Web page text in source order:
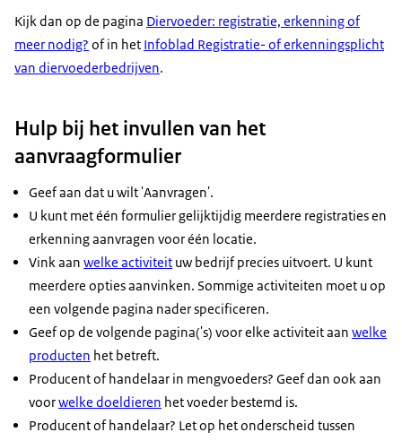
Kijk dan op de pagina Diervoeder: registratie, erkenning of
meer nodig? of in het Infoblad Registratie- of erkenningsplicht
van diervoederbedrijven.
Hulp bij het invullen van het
aanvraagformulier
Geef aan dat u wilt 'Aanvragen'.
U kunt met één formulier gelijktijdig meerdere registraties en
erkenning aanvragen voor één locatie.
Vink aan welke activiteit uw bedrijf precies uitvoert. U kunt
meerdere opties aanvinken. Sommige activiteiten moet u op
een volgende pagina nader specificeren.
Geef op de volgende pagina('s) voor elke activiteit aan welke
producten het betreft.
Producent of handelaar in mengvoeders? Geef dan ook aan
voorwelke doeldieren het voeder bestemd is.
Producent of handelaar? Let op het onderscheid tussen